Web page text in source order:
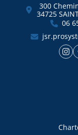
300
34725
06